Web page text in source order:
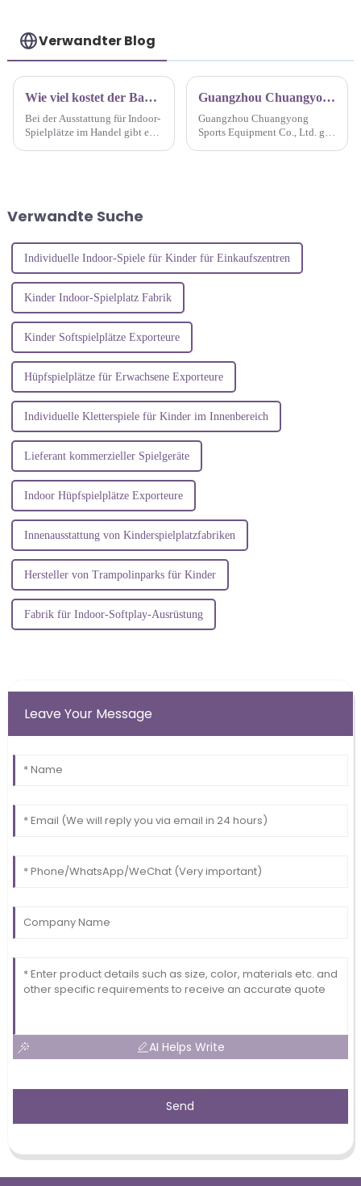
Verwandter Blog
Wie viel kostet der Bau eines Indoor-Spielplatzprojekts für Kinder?
Bei der Ausstattung für Indoor-
Spielplätze im Handel gibt es
Guangzhou Chuangyong überreicht seinen Mitarbeitern Neujahrsgeschenke und läutet das neue Jahr im neuen Look ein
Guangzhou Chuangyong
Sports Equipment Co., Ltd. gab
Verwandte Suche
Individuelle Indoor-Spiele für Kinder für Einkaufszentren
Kinder Indoor-Spielplatz Fabrik
Kinder Softspielplätze Exporteure
Hüpfspielplätze für Erwachsene Exporteure
Individuelle Kletterspiele für Kinder im Innenbereich
Lieferant kommerzieller Spielgeräte
Indoor Hüpfspielplätze Exporteure
Innenausstattung von Kinderspielplatzfabriken
Hersteller von Trampolinparks für Kinder
Fabrik für Indoor-Softplay-Ausrüstung
Leave Your Message
AI Helps Write
Send